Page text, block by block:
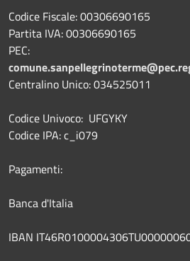
Codice Fiscale: 00306690165
Partita IVA: 00306690165
PEC:
Centralino Unico: 034525011
Codice Univoco: UFGYKY
Codice IPA: c_i079
Pagamenti:
Banca d'Italia
IBAN